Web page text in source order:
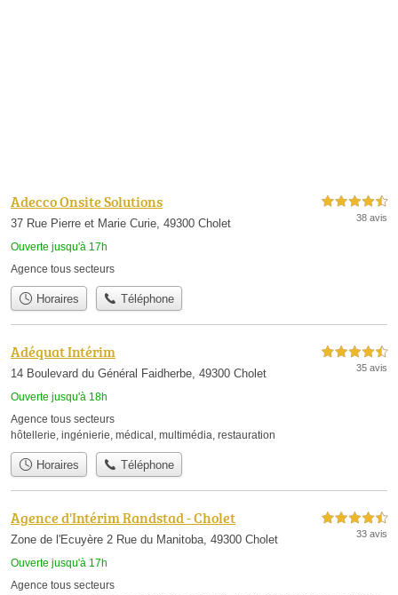
Adecco Onsite Solutions
37 Rue Pierre et Marie Curie, 49300 Cholet
Ouverte jusqu'à 17h
4,5 étoiles sur 5
38 avis
Agence tous secteurs
Horaires Téléphone
Adéquat Intérim
14 Boulevard du Général Faidherbe, 49300 Cholet
Ouverte jusqu'à 18h
4,5 étoiles sur 5
35 avis
Agence tous secteurs
hôtellerie, ingénierie, médical, multimédia, restauration
Horaires Téléphone
Agence d'Intérim Randstad - Cholet
Zone de l'Ecuyère 2 Rue du Manitoba, 49300 Cholet
Ouverte jusqu'à 17h
4,5 étoiles sur 5
33 avis
Agence tous secteurs